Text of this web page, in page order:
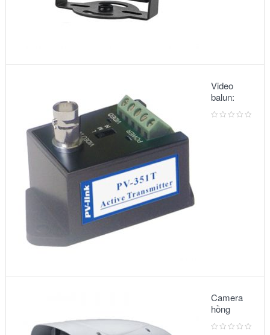
Video
balun:
METSUKI
MS-351T
Camera
hồng
ngoại:
Model –